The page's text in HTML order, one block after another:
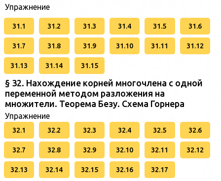
Упражнение
31.1 31.2 31.3 31.4 31.5 31.6
31.7 31.8 31.9 31.10 31.11 31.12
31.13 31.14 31.15
§ 32. Нахождение корней многочлена с одной
переменной методом разложения на
множители. Теорема Безу. Схема Горнера
Упражнение
32.1 32.2 32.3 32.4 32.5 32.6
32.7 32.8 32.9 32.10 32.11 32.12
32.13 32.14 32.15 32.16 32.17